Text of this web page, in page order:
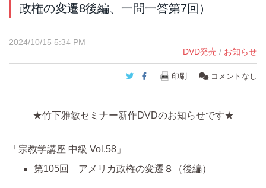
政権の変遷8後編、一問一答第7回）
2024/10/15 5:34 PM
DVD発売 / お知らせ
Twitter
Facebook
印刷 コメントなし
★竹下雅敏セミナー新作DVDのお知らせです★
「 宗教学講座 中級 Vol.58 」
第105回 アメリカ政権の変遷８（後編）